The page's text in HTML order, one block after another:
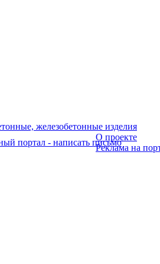
О проекте
Реклама на